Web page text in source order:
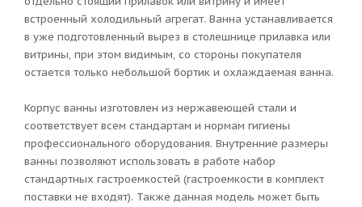
встроенный холодильный агрегат. Ванна устанавливается
в уже подготовленный вырез в столешнице прилавка или
витрины, при этом видимым, со стороны покупателя
остается только небольшой бортик и охлаждаемая ванна.
Корпус ванны изготовлен из нержавеющей стали и
соответствует всем стандартам и нормам гигиены
профессионального оборудования. Внутренние размеры
ванны позволяют использовать в работе набор
стандартных гастроемкостей (гастроемкости в комплект
поставки не входят). Также данная модель может быть